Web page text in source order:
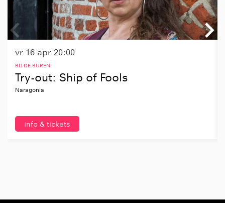
Try-out: Ship of Fools
Naragonia
BIJ DE BUREN
vr 16 apr 20:00
info & tickets